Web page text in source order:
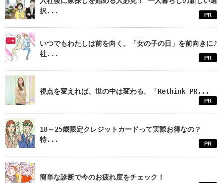
択...
PR
いつでもわたしは前を向く。「女の子の日」を前向きに♪
社...
PR
視点を変えれば、世の中は変わる。「Rethink PR...
PR
18～25歳限定クレジットカードって実際お得なの？
特...
PR
簡単な診断で今のお疲れ度をチェック！